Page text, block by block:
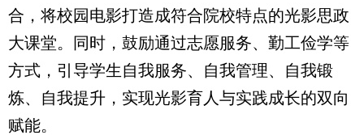
合，将校园电影打造成符合院校特点的光影思政
大课堂。同时，鼓励通过志愿服务、勤工俭学等
方式，引导学生自我服务、自我管理、自我锻
炼、自我提升，实现光影育人与实践成长的双向
赋能。